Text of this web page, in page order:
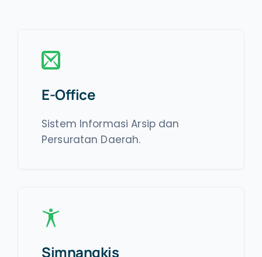
E-Office
Sistem Informasi Arsip dan
Persuratan Daerah.
Simnangkis